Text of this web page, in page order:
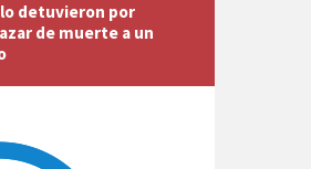
lo detuvieron por
de muerte a un